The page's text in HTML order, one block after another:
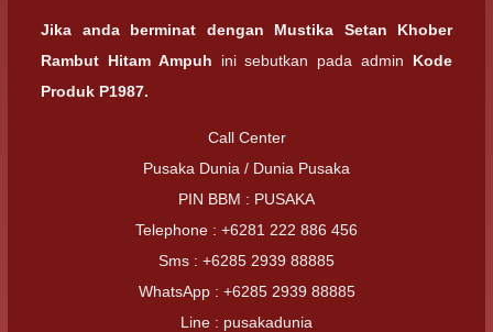
Jika anda berminat dengan Mustika Setan Khober
Rambut Hitam Ampuh ini sebutkan pada admin Kode
Produk P1987.
Call Center
Pusaka Dunia / Dunia Pusaka
PIN BBM : PUSAKA
Telephone : +6281 222 886 456
Sms : +6285 2939 88885
WhatsApp : +6285 2939 88885
Line : pusakadunia